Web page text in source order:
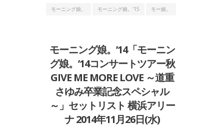
モーニング娘。 モーニング娘。'15 モー娘。
モーニング娘。’14「モーニン
グ娘。’14コンサートツアー秋
GIVE ME MORE LOVE ～道重
さゆみ卒業記念スペシャル
～」セットリスト 横浜アリー
ナ 2014年11月26日(水)